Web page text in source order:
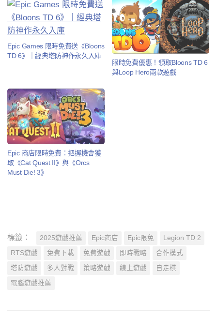
Epic Games 限時免費送《Bloons
TD 6》｜經典塔防神作永久入庫
限時免費優惠！領取Bloons TD 6
與Loop Hero兩款遊戲
Epic 商店限時免費：把握機會獲
取《Cat Quest II》與《Orcs
Must Die! 3》
標籤： 2025遊戲推薦 Epic商店 Epic限免 Legion TD 2
RTS遊戲 免費下載 免費遊戲 即時戰略 合作模式
塔防遊戲 多人對戰 策略遊戲 線上遊戲 自走棋
電腦遊戲推薦